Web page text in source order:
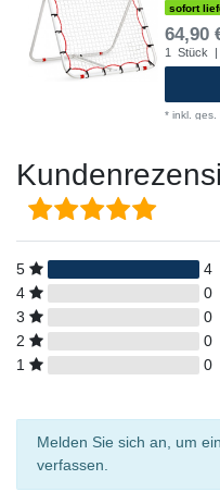
sofort
64,90
1 Stück
* inkl. ges.
5
4
4
0
3
0
2
0
1
0
Melden Sie sich an, um
verfassen.